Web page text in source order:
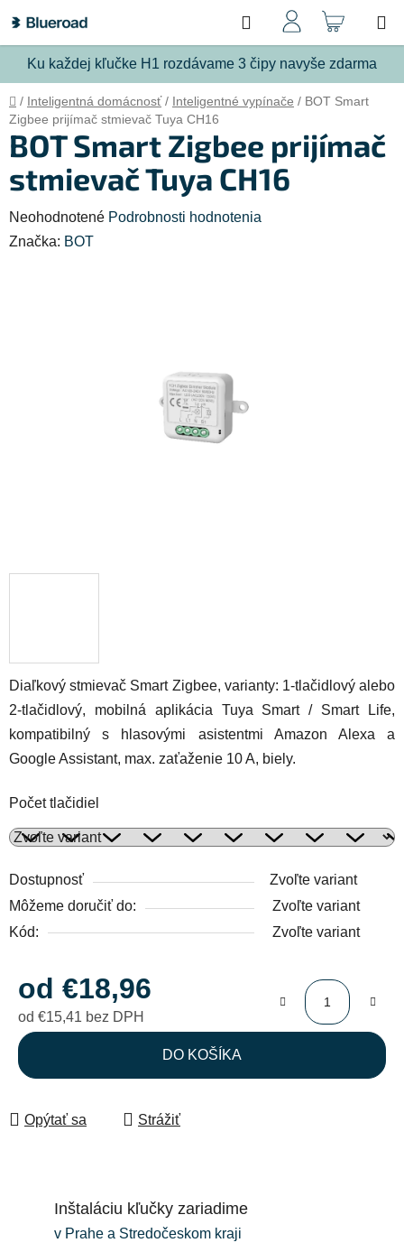
na
obsah
Ku každej kľučke H1 rozdávame 3 čipy navyše zdarma
Hľadať
Domov
/ Inteligentná domácnosť / Inteligentné vypínače / BOT Smart
Zigbee prijímač stmievač Tuya CH16
Diaľkový stmievač Smart Zigbee, varianty: 1-tlačidlový alebo
2-tlačidlový, mobilná aplikácia Tuya Smart / Smart Life,
kompatibilný s hlasovými asistentmi Amazon Alexa a
GoogleAssistant, max. zaťaženie 10 A, biely.
Počet tlačidiel
Dostupnosť
Zvoľte variant
Môžeme doručiť do:
Zvoľte variant
Kód:
Zvoľte variant
od €18,96
od €15,41 bez DPH
Jednotková cena:
DO KOŠÍKA
Opýtať sa Strážiť
BOT Smart Zigbee prijímač
stmievač Tuya CH16
Priemerné
hodnotenie
Neohodnotené Podrobnosti hodnotenia
Značka: BOT
Inštaláciu kľučky zariadime
v Prahe a Stredočeskom kraji